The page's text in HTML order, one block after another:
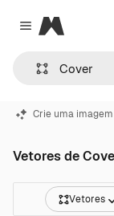
Close menu
Magnific
Crie uma
Vetores de
Vetores